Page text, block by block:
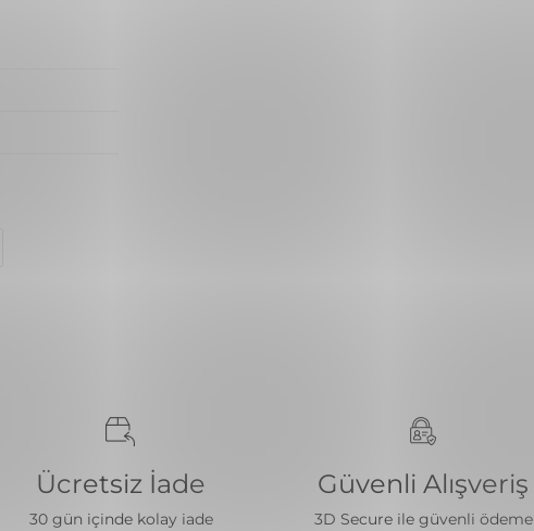
Ücretsiz İade
30 gün içinde kolay iade
Güvenli Alışveriş
3D Secure ile güvenli ödeme